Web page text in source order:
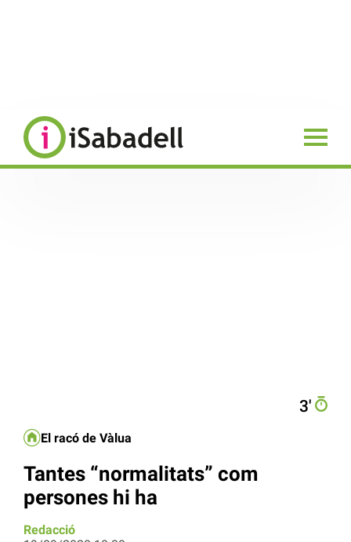
3′
El racó de Vàlua
Tantes “normalitats” com
persones hi ha
Redacció